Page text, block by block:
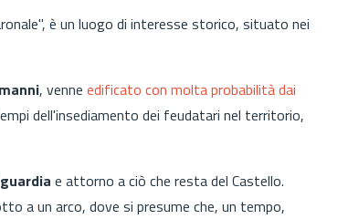
è un luogo di interesse storico, situato nei
, venne edificato con molta probabilità dai
dell'insediamento dei feudatari nel territorio,
e attorno a ciò che resta del Castello.
a un arco, dove si presume che, un tempo,